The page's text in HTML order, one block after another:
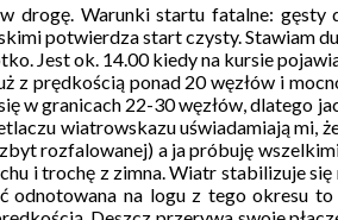
drogę. Warunki startu fatalne:
potwierdza start czysty. Stawiam
Jest ok. 14.00 kiedy na kursie
prędkością ponad 20 węzłów i
w granicach 22-30 węzłów, dlatego
wiatrowskazu uświadamiają mi,
rozfalowanej) a ja próbuję
i trochę z zimna. Wiatr stabilizuje
na logu z tego okresu